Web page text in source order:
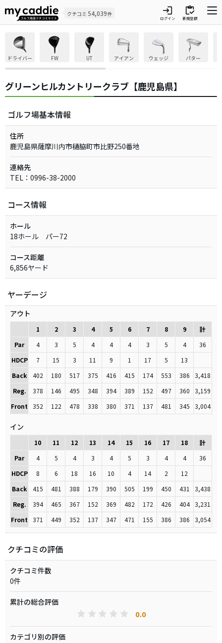
クチコミ 54,039件 login
ログイン
inventory
新規登録
ドライバー FW UT アイアン ウェッジ パター
グリーンヒルカントリークラブ【鹿児島県】
ゴルフ場基本情報
住所
鹿児島県薩摩川内市樋脇町市比野250番地
連絡先
TEL：0996-38-2000
コース情報
ホール
18ホール パー72
コース距離
6,856ヤード
ヤーデージ
アウト
1 2 3 4 5 6 7 8 9
計
Par
4 3 5 4 4 4 3 5 4
36
HDCP
7 15 3 11 9 1 17 5
13
Back
402 180 517 375 416 415 174 553 386
3,418
Reg.
378 146 495 348 394 389 152 497 360
3,159
Front
352 122 478 338 380 371 137 481 345 3,004
イン
10 11 12 13 14 15 16 17 18
計
Par
4 5 4 3 4 5 3 4 4
36
HDCP
8 6 18 16 10 4 14 2
12
Back
415 481 388 179 390 505 199 450 431
3,438
Reg.
394 465 367 152 369 482 172 426 404
3,231
Front
371 449 352 137 347 471 155 386 386 3,054
クチコミの評価
クチコミ件数
0件
累計の総合評価
0.0
カテゴリ別の評価